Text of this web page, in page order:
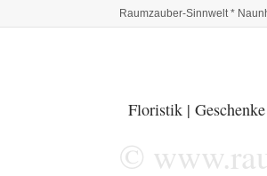
Raumzauber-Sinnwelt *
Floristik |
©